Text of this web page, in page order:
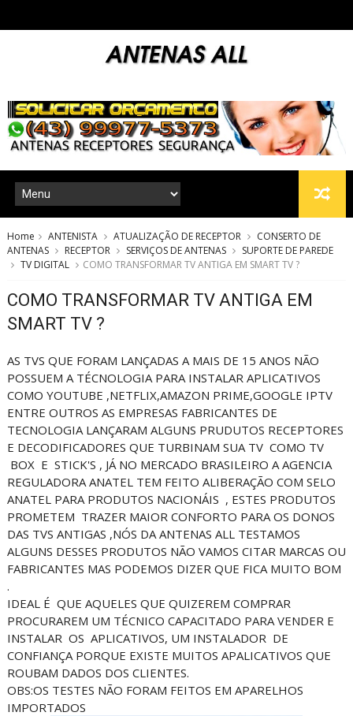
Home ANTENISTA ATUALIZAÇÃO DE RECEPTOR
CONSERTO DE
ANTENAS
RECEPTOR SERVIÇOS DE ANTENAS
SUPORTE DE PAREDE
TV DIGITAL
COMO TRANSFORMAR TV ANTIGA EM SMART TV ?
COMO TRANSFORMAR TV ANTIGA EM
SMART TV ?
AS TVS QUE FORAM LANÇADAS A MAIS DE 15 ANOS NÃO
POSSUEM A TÉCNOLOGIA PARA INSTALAR APLICATIVOS
COMO YOUTUBE ,NETFLIX,AMAZON PRIME,GOOGLE IPTV
ENTRE OUTROS AS EMPRESAS FABRICANTES DE
TECNOLOGIA LANÇARAM ALGUNS PRUDUTOS RECEPTORES
E DECODIFICADORES QUE TURBINAM SUA TV COMO TV
BOX E STICK'S , JÁ NO MERCADO BRASILEIRO A AGENCIA
REGULADORA ANATEL TEM FEITO ALIBERAÇÃO COM SELO
ANATEL PARA PRODUTOS NACIONÁIS , ESTES PRODUTOS
PROMETEM TRAZER MAIOR CONFORTO PARA OS DONOS
DAS TVS ANTIGAS ,NÓS DA ANTENAS ALL TESTAMOS
ALGUNS DESSES PRODUTOS NÃO VAMOS CITAR MARCAS OU
FABRICANTES MAS PODEMOS DIZER QUE FICA MUITO BOM
.
IDEAL É QUE AQUELES QUE QUIZEREM COMPRAR
PROCURAREM UM TÉCNICO CAPACITADO PARA VENDER E
INSTALAR OS APLICATIVOS, UM INSTALADOR DE
CONFIANÇA PORQUE EXISTE MUITOS APALICATIVOS QUE
ROUBAM DADOS DOS CLIENTES.
OBS:OS TESTES NÃO FORAM FEITOS EM APARELHOS
IMPORTADOS